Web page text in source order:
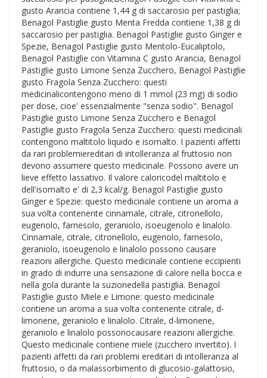
gusto Arancia contiene 1,44 g di saccarosio per pastiglia;
Benagol Pastiglie gusto Menta Fredda contiene 1,38 g di
saccarosio per pastiglia. Benagol Pastiglie gusto Ginger e
Spezie, Benagol Pastiglie gusto Mentolo-Eucaliptolo,
Benagol Pastiglie con Vitamina C gusto Arancia, Benagol
Pastiglie gusto Limone Senza Zucchero, Benagol Pastiglie
gusto Fragola Senza Zucchero: questi
medicinalicontengono meno di 1 mmol (23 mg) di sodio
per dose, cioe' essenzialmente "senza sodio". Benagol
Pastiglie gusto Limone Senza Zucchero e Benagol
Pastiglie gusto Fragola Senza Zucchero: questi medicinali
contengono maltitolo liquido e isomalto. I pazienti affetti
da rari problemiereditari di intolleranza al fruttosio non
devono assumere questo medicinale. Possono avere un
lieve effetto lassativo. Il valore caloricodel maltitolo e
dell'isomalto e' di 2,3 kcal/g. Benagol Pastiglie gusto
Ginger e Spezie: questo medicinale contiene un aroma a
sua volta contenente cinnamale, citrale, citronellolo,
eugenolo, farnesolo, geraniolo, isoeugenolo e linalolo.
Cinnamale, citrale, citronellolo, eugenolo, farnesolo,
geraniolo, isoeugenolo e linalolo possono causare
reazioni allergiche. Questo medicinale contiene eccipienti
in grado di indurre una sensazione di calore nella bocca e
nella gola durante la suzionedella pastiglia. Benagol
Pastiglie gusto Miele e Limone: questo medicinale
contiene un aroma a sua volta contenente citrale, d-
limonene, geraniolo e linalolo. Citrale, d-limonene,
geraniolo e linalolo possonocausare reazioni allergiche.
Questo medicinale contiene miele (zucchero invertito). I
pazienti affetti da rari problemi ereditari di intolleranza al
fruttosio, o da malassorbimento di glucosio-galattosio,